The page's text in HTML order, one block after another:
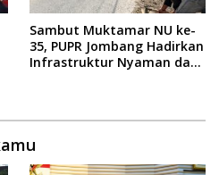
Sambut Muktamar NU ke-
35, PUPR Jombang Hadirkan
Infrastruktur Nyaman dan